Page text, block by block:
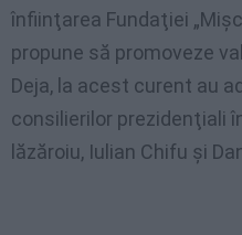
înfiinţarea Fundaţiei
propune să promoveze
Deja, la acest curent au
consilierilor prezidenţiali
lăzăroiu, Iulian Chifu şi